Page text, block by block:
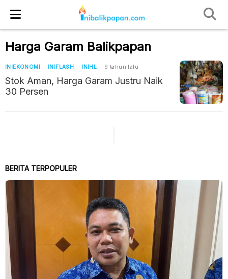
Harga Garam Balikpapan
INIEKONOMI INIFLASH INIHL 9 tahun lalu
Stok Aman, Harga Garam Justru Naik
30 Persen
BERITA TERPOPULER